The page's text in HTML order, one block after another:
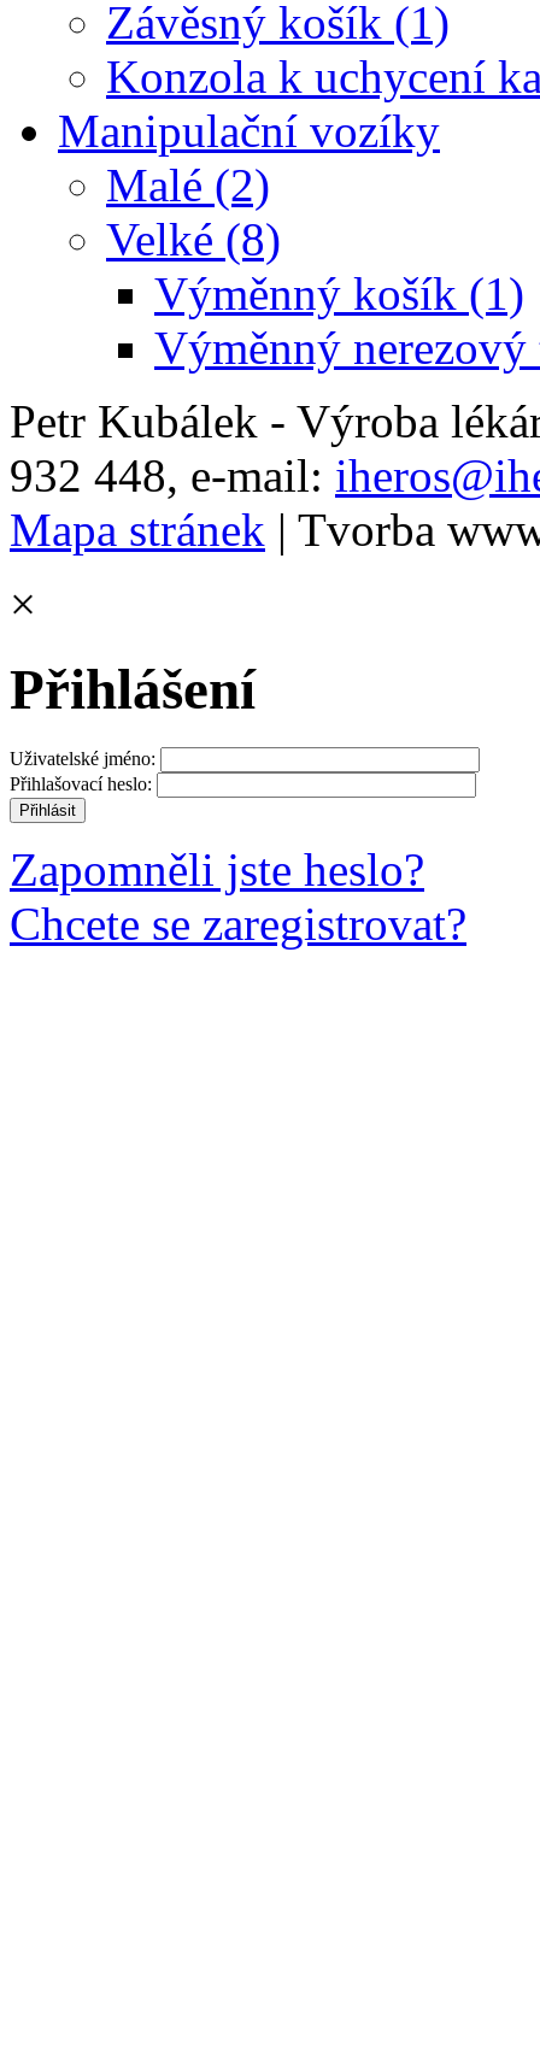
Závěsný košík (1)
Konzola k uchycení
Manipulační vozíky
Malé (2)
Velké (8)
Výměnný košík (1)
Výměnný nerezový
Petr Kubálek - Výroba
932 448, e-mail:
Mapa stránek | Tvorba
×
Přihlášení
Uživatelské jméno:
Přihlašovací heslo:
Zapomněli jste heslo?
Chcete se zaregistrovat?